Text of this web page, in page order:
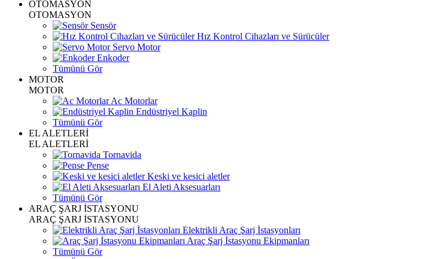
OTOMASYON
OTOMASYON
Sensör
Hız Kontrol Cihazları ve Sürücüler
Servo Motor
Enkoder
Tümünü Gör
MOTOR
MOTOR
Ac Motorlar
Endüstriyel Kaplin
Tümünü Gör
EL ALETLERİ
EL ALETLERİ
Tornavida
Pense
Keski ve kesici aletler
El Aleti Aksesuarları
Tümünü Gör
ARAÇ ŞARJ İSTASYONU
ARAÇ ŞARJ İSTASYONU
Elektrikli Araç Şarj İstasyonları
Araç Şarj İstasyonu Ekipmanları
Tümünü Gör